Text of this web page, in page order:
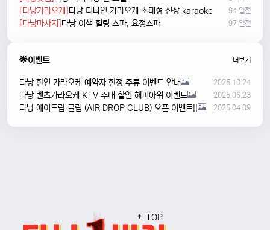
[다낭가라오케]다낭 더나인 가라오케 초대형 신상 karaoke 94 일전
[다낭마사지]다낭 이색 힐링 스파, 요정스파 97 일전
🌟이벤트 더보기
다낭 한인 가라오케 예약자 한정 주류 이벤트 안내 2025.10.24
다낭 벤츠가라오케 KTV 주대 할인 해피아워 이벤트 2025.06.23
다낭 에어드랍 클럽 (AIR DROP CLUB) 오픈 이벤트!! 2025.04.09
TOP